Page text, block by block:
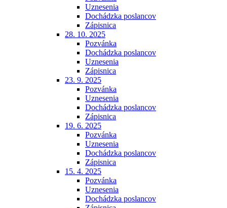
Uznesenia
Dochádzka poslancov
Zápisnica
28. 10. 2025
Pozvánka
Dochádzka poslancov
Uznesenia
Zápisnica
23. 9. 2025
Pozvánka
Uznesenia
Dochádzka poslancov
Zápisnica
19. 6. 2025
Pozvánka
Uznesenia
Dochádzka poslancov
Zápisnica
15. 4. 2025
Pozvánka
Uznesenia
Dochádzka poslancov